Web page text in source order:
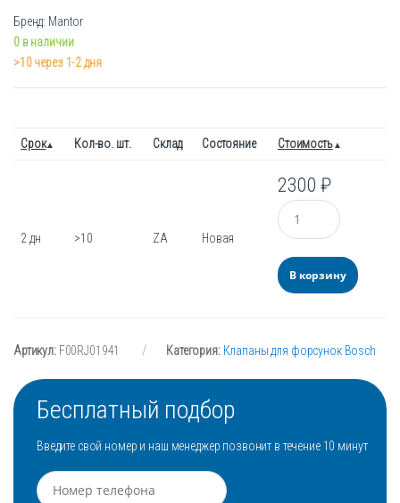
Бренд: Mantor
0 в наличии
>10 через 1-2 дня
Срок Кол-во. шт. Склад Состояние Стоимость
2 дн >10 ZA Новая
2300₽
Количество
В корзину
Артикул: F00RJ01941 Категория: Клапаны для форсунок Bosch
Бесплатный подбор
Введите свой номер и наш менеджер позвонит в течение 10 минут